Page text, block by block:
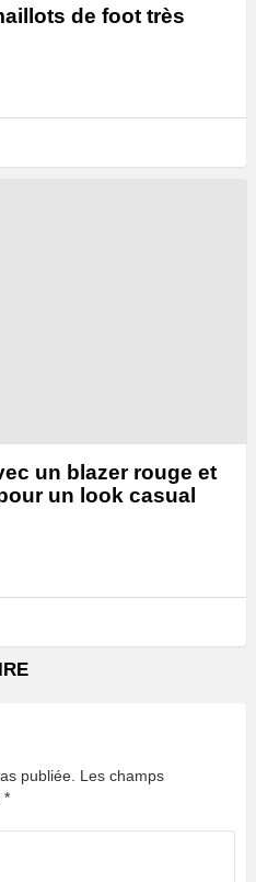
de foot très
un blazer rouge et
un look casual
publiée. Les champs
*